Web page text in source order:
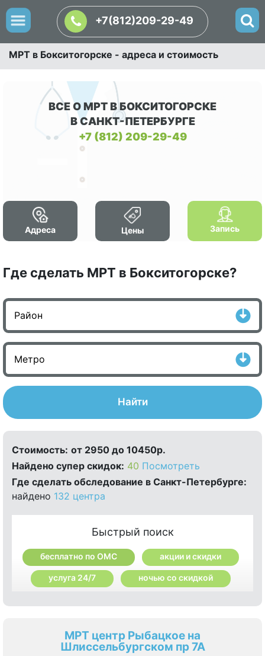
+7(812)209-29-49
МРТ в Бокситогорске - адреса и стоимость
ВСЕ О МРТ В БОКСИТОГОРСКЕ
В САНКТ-ПЕТЕРБУРГЕ
+7 (812) 209-29-49
Адреса Цены Запись
Где сделать МРТ в Бокситогорске?
Найти
Стоимость: от 2950 до 10450р.
Найдено cупер скидок: 40 Посмотреть
Где сделать обследование в Санкт-Петербурге:
найдено 132 центра
Быстрый поиск
бесплатно по ОМС акции и скидки
услуга 24/7 ночью со скидкой
МРТ центр Рыбацкое на
Шлиссельбургском пр 7А